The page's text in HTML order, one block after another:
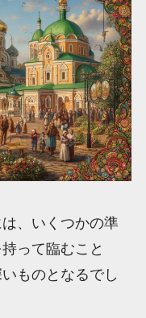
、いくつかの準
って臨むこと
ものとなるでし